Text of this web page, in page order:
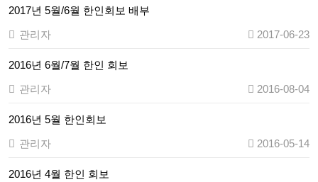
2017년 5월/6월 한인회보 배부
관리자
2017-06-23
2016년 6월/7월 한인 회보
관리자
2016-08-04
2016년 5월 한인회보
관리자
2016-05-14
2016년 4월 한인 회보